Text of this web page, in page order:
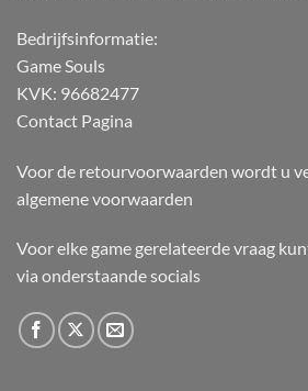
Bedrijfsinformatie:
Game Souls
KVK: 96682477
Contact Pagina
Voor de retourvoorwaarden wordt u
algemene voorwaarden
Voor elke game gerelateerde vraag
via onderstaande socials